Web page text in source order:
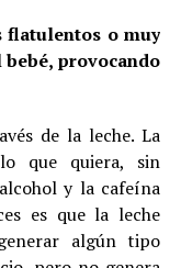
flatulentos o muy
provocando
de la leche. La
que quiera, sin
y la cafeína
es que la leche
algún tipo